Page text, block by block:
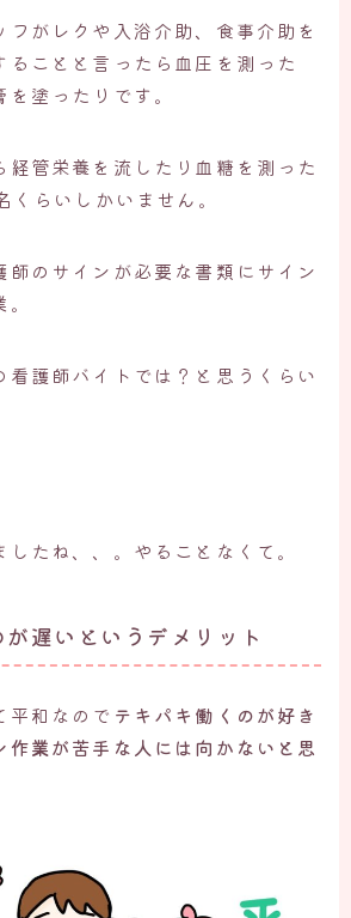
フがレクや入浴介助、食事介助を
ることと言ったら血圧を測った
塗ったりです。
経管栄養を流したり血糖を測った
くらいしかいません。
師のサインが必要な書類にサイン
看護師バイトでは？と思うくらい
たね、、。やることなくて。
遅いというデメリット
平和なので テキパキ働くのが好き
作業が苦手な人には向かないと思